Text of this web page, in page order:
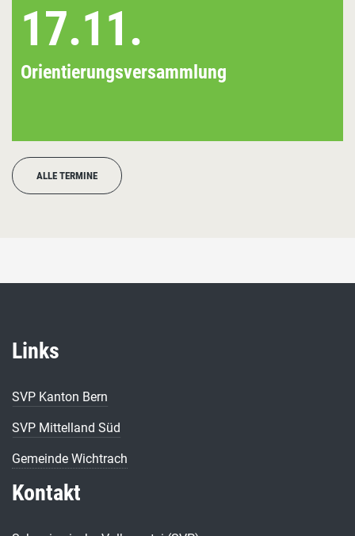
17.11.
Orientierungsversammlung
ALLE TERMINE
Links
SVP Kanton Bern
SVP Mittelland Süd
Gemeinde Wichtrach
Kontakt